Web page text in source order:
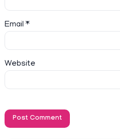
Email*
Website